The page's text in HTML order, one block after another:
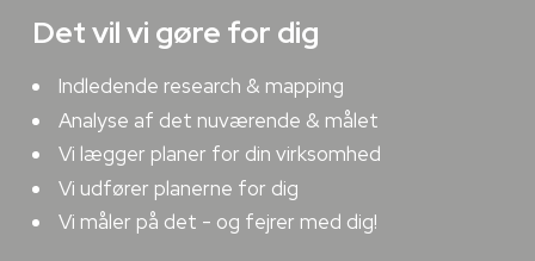
Det vil vi gøre for dig
Indledende research & mapping
Analyse af det nuværende & målet
Vi lægger planer for din virksomhed
Vi udfører planerne for dig
Vi måler på det - og fejrer med dig!